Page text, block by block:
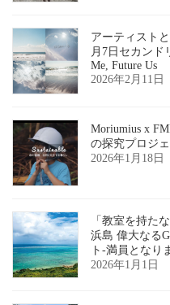
アーティスト
月7日セカンド
Me, Future Us
2026年2月11日
Moriumius x
の探究プロジェ
2026年1月18日
「教室を持た
浜島 偉大なる
ト-満員となり
2026年1月1日